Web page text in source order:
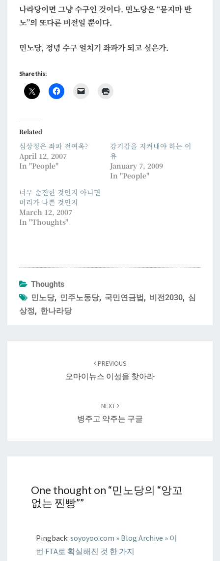
나라당이면 그냥 수구인 것이다. 민노당은 “묻지마 반
노”의 또다른 버전일 뿐이다.
민노당, 정녕 수구 얼치기 좌파가 되고 싶은가.
Share this:
Related
심상정은 좌파 전여옥?
April 12, 2007
In "People"
강기갑을 지켜내야 하는 이
유
January 7, 2009
In "People"
너무 순진한 것인지 아니면
머리가 나쁜 것인지
March 12, 2007
In "Thoughts"
Thoughts
민노당, 민주노동당, 국민연금법, 비전2030, 심
상정, 한나라당
PREVIOUS
오마이뉴스 이성을 찾아라
NEXT
병주고 약주는 구글
One thought on “민노당의 “앙꼬
없는 찐빵””
Pingback: soyoyoo.com » Blog Archive » 이
번 FTA로 확실해진 것 한 가지